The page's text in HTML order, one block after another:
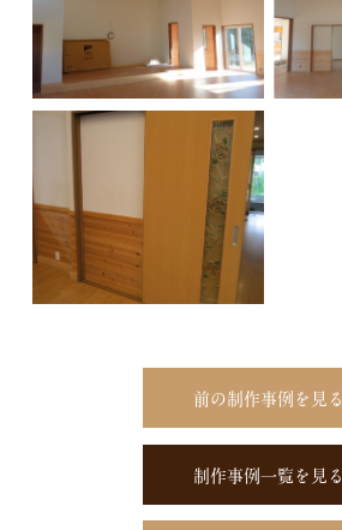
前の制作事例を見る
制作事例一覧を見る